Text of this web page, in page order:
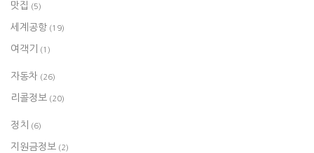
맛집 (5)
세계공항 (19)
여객기 (1)
자동차 (26)
리콜정보 (20)
정치 (6)
지원금정보 (2)